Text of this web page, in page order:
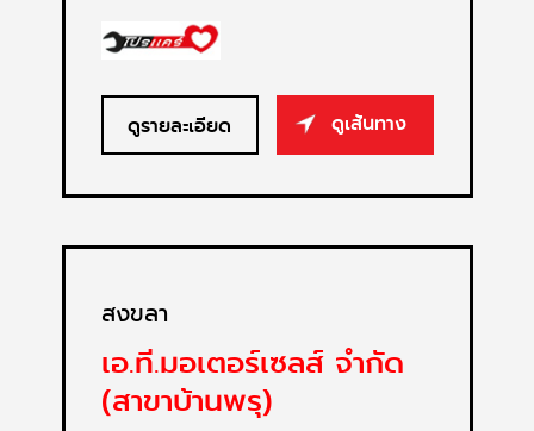
ดูรายละเอียด ดูเส้นทาง
สงขลา
เอ.ที.มอเตอร์เซลส์ จำกัด
(สาขาบ้านพรุ)